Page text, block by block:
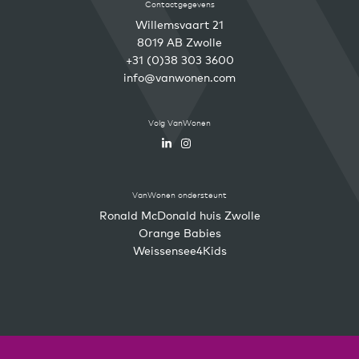
Contactgegevens
Willemsvaart 21
8019 AB Zwolle
+31 (0)38 303 3600
info@vanwonen.com
Volg VanWonen
VanWonen ondersteunt
Ronald McDonald huis Zwolle
Orange Babies
Weissensee4Kids